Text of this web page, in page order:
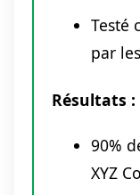
Testé
par
Résultats :
90%
XYZ